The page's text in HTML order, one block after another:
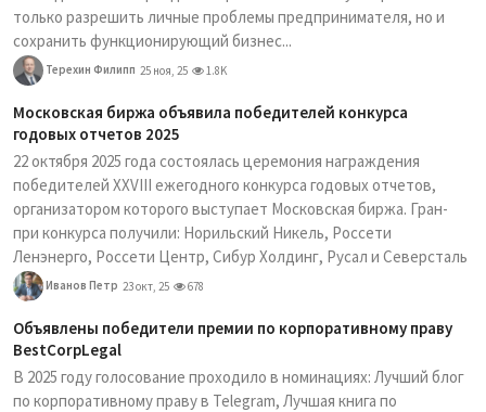
только разрешить личные проблемы предпринимателя, но и
сохранить функционирующий бизнес...
Терехин Филипп 25 ноя, 25 1.8K
Московская биржа объявила победителей конкурса
годовых отчетов 2025
22 октября 2025 года состоялась церемония награждения
победителей XXVIII ежегодного конкурса годовых отчетов,
организатором которого выступает Московская биржа. Гран-
при конкурса получили: Норильский Никель, Россети
Ленэнерго, Россети Центр, Сибур Холдинг, Русал и Северсталь
Иванов Петр 23 окт, 25 678
Объявлены победители премии по корпоративному праву
BestCorpLegal
В 2025 году голосование проходило в номинациях: Лучший блог
по корпоративному праву в Telegram, Лучшая книга по